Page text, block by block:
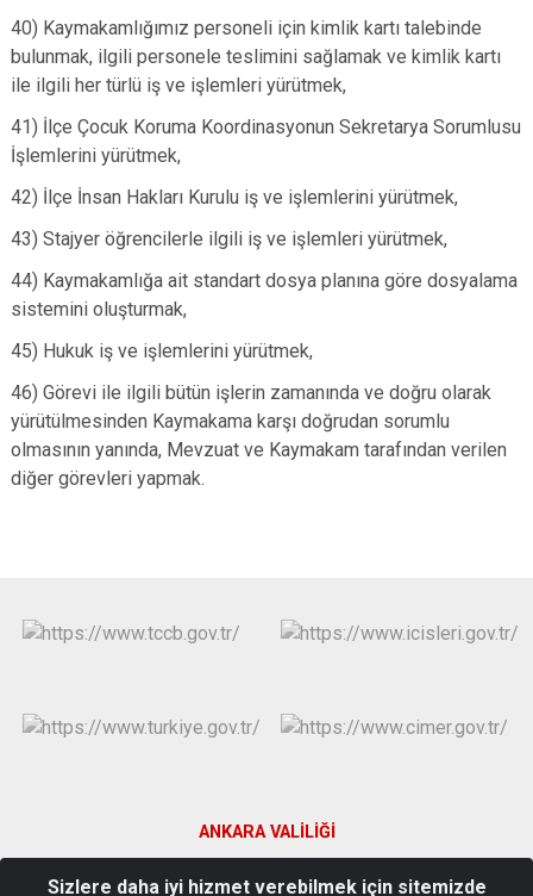
40) Kaymakamlığımız personeli için kimlik kartı talebinde
bulunmak, ilgili personele teslimini sağlamak ve kimlik kartı
ile ilgili her türlü iş ve işlemleri yürütmek,
41) İlçe Çocuk Koruma Koordinasyonun Sekretarya Sorumlusu
İşlemlerini yürütmek,
42) İlçe İnsan Hakları Kurulu iş ve işlemlerini yürütmek,
43) Stajyer öğrencilerle ilgili iş ve işlemleri yürütmek,
44) Kaymakamlığa ait standart dosya planına göre dosyalama
sistemini oluşturmak,
45) Hukuk iş ve işlemlerini yürütmek,
46) Görevi ile ilgili bütün işlerin zamanında ve doğru olarak
yürütülmesinden Kaymakama karşı doğrudan sorumlu
olmasının yanında, Mevzuat ve Kaymakam tarafından verilen
diğer görevleri yapmak.
ANKARA VALİLİĞİ
Sizlere daha iyi hizmet verebilmek için sitemizde